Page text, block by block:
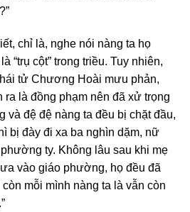
chỉ là, nghe nói nàng ta họ
“trụ cột” trong triều. Tuy nhiên,
tử Chương Hoài mưu phản,
ra là đồng phạm nên đã xử trọng
và đệ đệ nàng ta đều bị chặt đầu,
bị đày đi xa ba nghìn dặm, nữ
ty. Không lâu sau khi mẹ
vào giáo phường, họ đều đã
mỗi mình nàng ta là vẫn còn